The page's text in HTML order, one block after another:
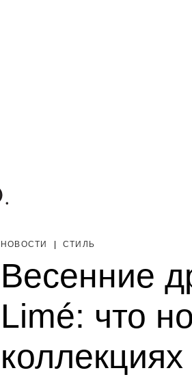
НОВОСТИ СТИЛЬ
Весенние
Limé: что